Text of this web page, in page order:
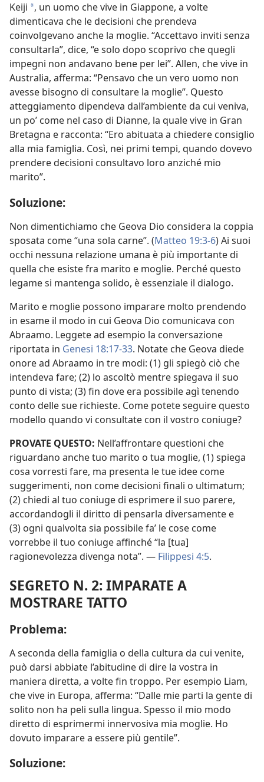
Keiji *, un uomo che vive in Giappone, a volte
dimenticava che le decisioni che prendeva
coinvolgevano anche la moglie. “Accettavo inviti senza
consultarla”, dice, “e solo dopo scoprivo che quegli
impegni non andavano bene per lei”. Allen, che vive in
Australia, afferma: “Pensavo che un vero uomo non
avesse bisogno di consultare la moglie”. Questo
atteggiamento dipendeva dall’ambiente da cui veniva,
un po’ come nel caso di Dianne, la quale vive in Gran
Bretagna e racconta: “Ero abituata a chiedere consiglio
alla mia famiglia. Così, nei primi tempi, quando dovevo
prendere decisioni consultavo loro anziché mio
marito”.
Soluzione:
Non dimentichiamo che Geova Dio considera la coppia
sposata come “una sola carne”. (Matteo 19:3-6) Ai suoi
occhi nessuna relazione umana è più importante di
quella che esiste fra marito e moglie. Perché questo
legame si mantenga solido, è essenziale il dialogo.
Marito e moglie possono imparare molto prendendo
in esame il modo in cui Geova Dio comunicava con
Abraamo. Leggete ad esempio la conversazione
riportata in Genesi 18:17-33. Notate che Geova diede
onore ad Abraamo in tre modi: (1) gli spiegò ciò che
intendeva fare; (2) lo ascoltò mentre spiegava il suo
punto di vista; (3) fin dove era possibile agì tenendo
conto delle sue richieste. Come potete seguire questo
modello quando vi consultate con il vostro coniuge?
PROVATE QUESTO: Nell’affrontare questioni che
riguardano anche tuo marito o tua moglie, (1) spiega
cosa vorresti fare, ma presenta le tue idee come
suggerimenti, non come decisioni finali o ultimatum;
(2) chiedi al tuo coniuge di esprimere il suo parere,
accordandogli il diritto di pensarla diversamente e
(3) ogni qualvolta sia possibile fa’ le cose come
vorrebbe il tuo coniuge affinché “la [tua]
ragionevolezza divenga nota”. — Filippesi 4:5.
SEGRETO N. 2: IMPARATE A
MOSTRARE TATTO
Problema:
A seconda della famiglia o della cultura da cui venite,
può darsi abbiate l’abitudine di dire la vostra in
maniera diretta, a volte fin troppo. Per esempio Liam,
che vive in Europa, afferma: “Dalle mie parti la gente di
solito non ha peli sulla lingua. Spesso il mio modo
diretto di esprimermi innervosiva mia moglie. Ho
dovuto imparare a essere più gentile”.
Soluzione: